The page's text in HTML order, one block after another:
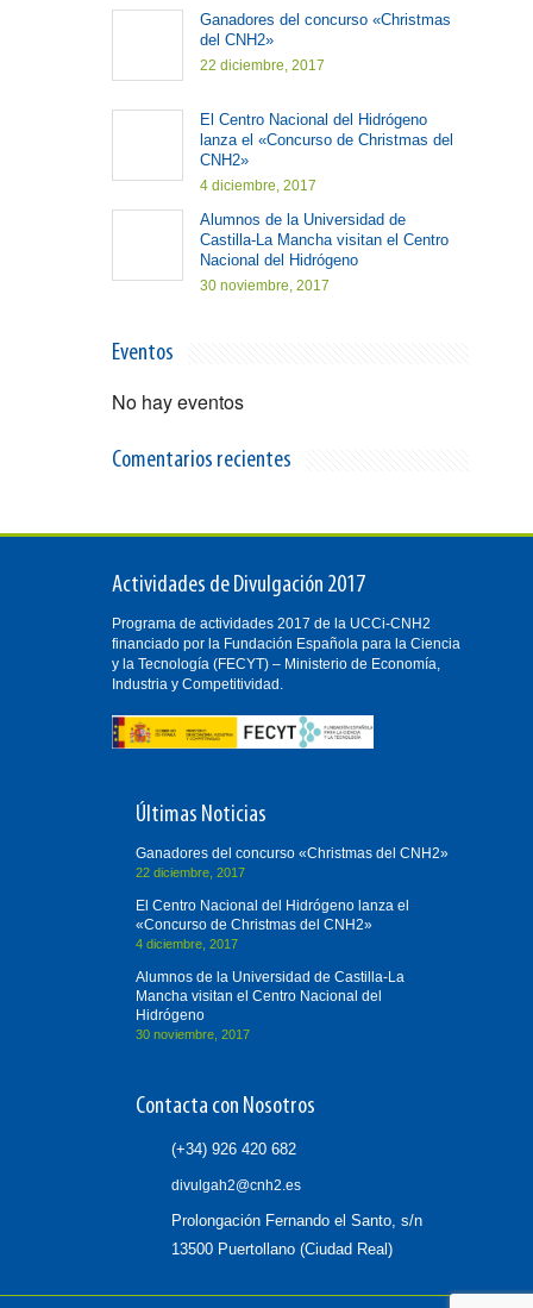
Ganadores del concurso «Christmas
del CNH2»
22 diciembre, 2017
El Centro Nacional del Hidrógeno
lanza el «Concurso de Christmas del
CNH2»
4 diciembre, 2017
Alumnos de la Universidad de
Castilla-La Mancha visitan el Centro
Nacional del Hidrógeno
30 noviembre, 2017
Eventos
No hay eventos
Comentarios recientes
Actividades de Divulgación 2017
Programa de actividades 2017 de la UCCi-CNH2
financiado por la Fundación Española para la Ciencia
y la Tecnología (FECYT) – Ministerio de Economía,
Industria y Competitividad.
Últimas Noticias
Ganadores del concurso «Christmas del CNH2»
22 diciembre, 2017
El Centro Nacional del Hidrógeno lanza el
«Concurso de Christmas del CNH2»
4 diciembre, 2017
Alumnos de la Universidad de Castilla-La
Mancha visitan el Centro Nacional del
Hidrógeno
30 noviembre, 2017
Contacta con Nosotros
(+34) 926 420 682
divulgah2@cnh2.es
Prolongación Fernando el Santo, s/n
13500 Puertollano (Ciudad Real)